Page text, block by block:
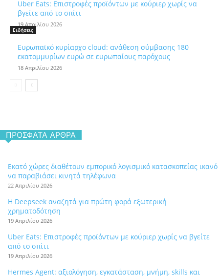
Uber Eats: Επιστροφές προϊόντων με κούριερ χωρίς να
βγείτε από το σπίτι
19 Απριλίου 2026
Ειδήσεις
Ευρωπαϊκό κυρίαρχο cloud: ανάθεση σύμβασης 180
εκατομμυρίων ευρώ σε ευρωπαίους παρόχους
18 Απριλίου 2026
ΠΡΌΣΦΑΤΑ ΆΡΘΡΑ
Εκατό χώρες διαθέτουν εμπορικό λογισμικό κατασκοπείας ικανό
να παραβιάσει κινητά τηλέφωνα
22 Απριλίου 2026
Η Deepseek αναζητά για πρώτη φορά εξωτερική
χρηματοδότηση
19 Απριλίου 2026
Uber Eats: Επιστροφές προϊόντων με κούριερ χωρίς να βγείτε
από το σπίτι
19 Απριλίου 2026
Hermes Agent: αξιολόγηση, εγκατάσταση, μνήμη, skills και